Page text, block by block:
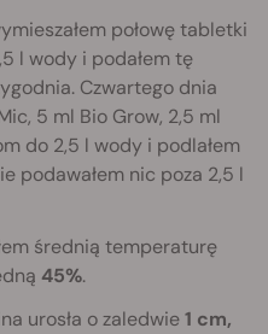
połowę tabletki
l wody i podałem tę
Czwartego dnia
5 ml Bio Grow, 2,5 ml
do 2,5 l wody i podlałem
podawałem nic poza 2,5 l
średnią temperaturę
45%.
urosła o zaledwie1 cm,